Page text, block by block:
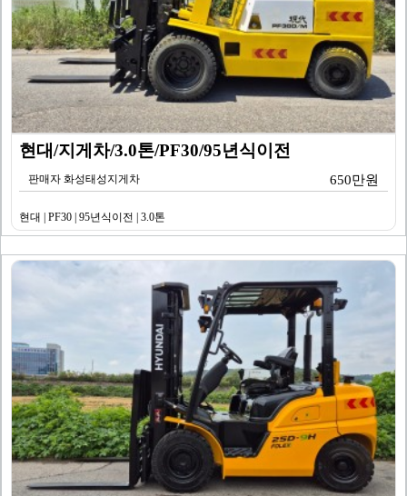
현대/지게차/3.0톤/PF30/95년식이전
판매자 화성태성지게차 650만원
현대 | PF30 | 95년식이전 | 3.0톤